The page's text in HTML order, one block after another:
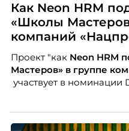
Как Neon HRM
«Школы
компаний
Проект "какNeon HRM
Мастеров» в группе
участвует в номинации